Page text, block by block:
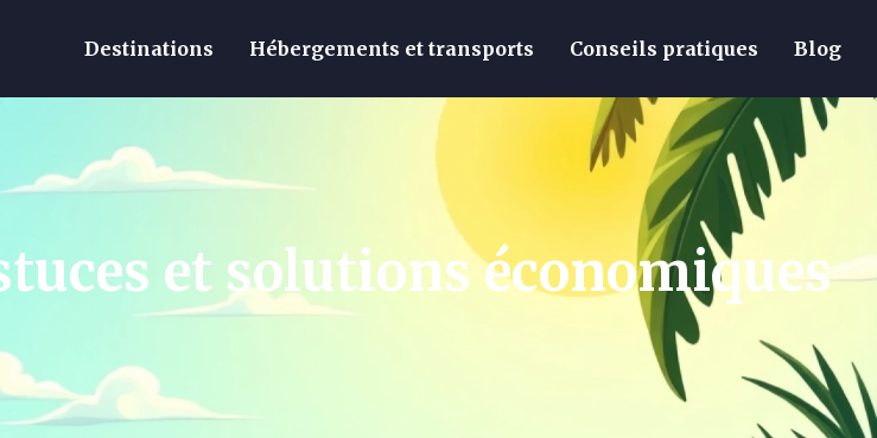
Destinations Hébergements et transports Conseils pratiques Blog
et solutions économiques